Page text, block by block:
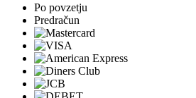
Po povzetju
Predračun